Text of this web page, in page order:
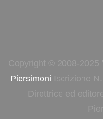
Copyright © 2008-2025
Piersimoni Iscrizione
Direttrice ed